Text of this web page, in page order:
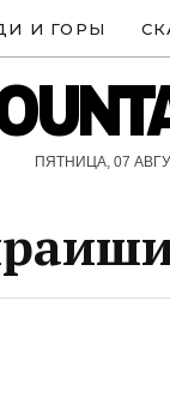
И ГОРЫ
ПЯТНИЦА, 07